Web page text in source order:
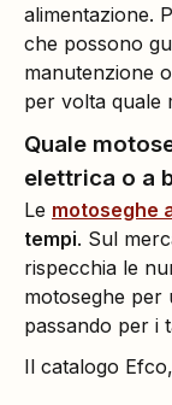
alimentazione.
che possono
manutenzione
per volta quale
Quale
elettrica o a
Le motoseghe
tempi. Sul
rispecchia le
motoseghe per
passando per i
Il catalogo